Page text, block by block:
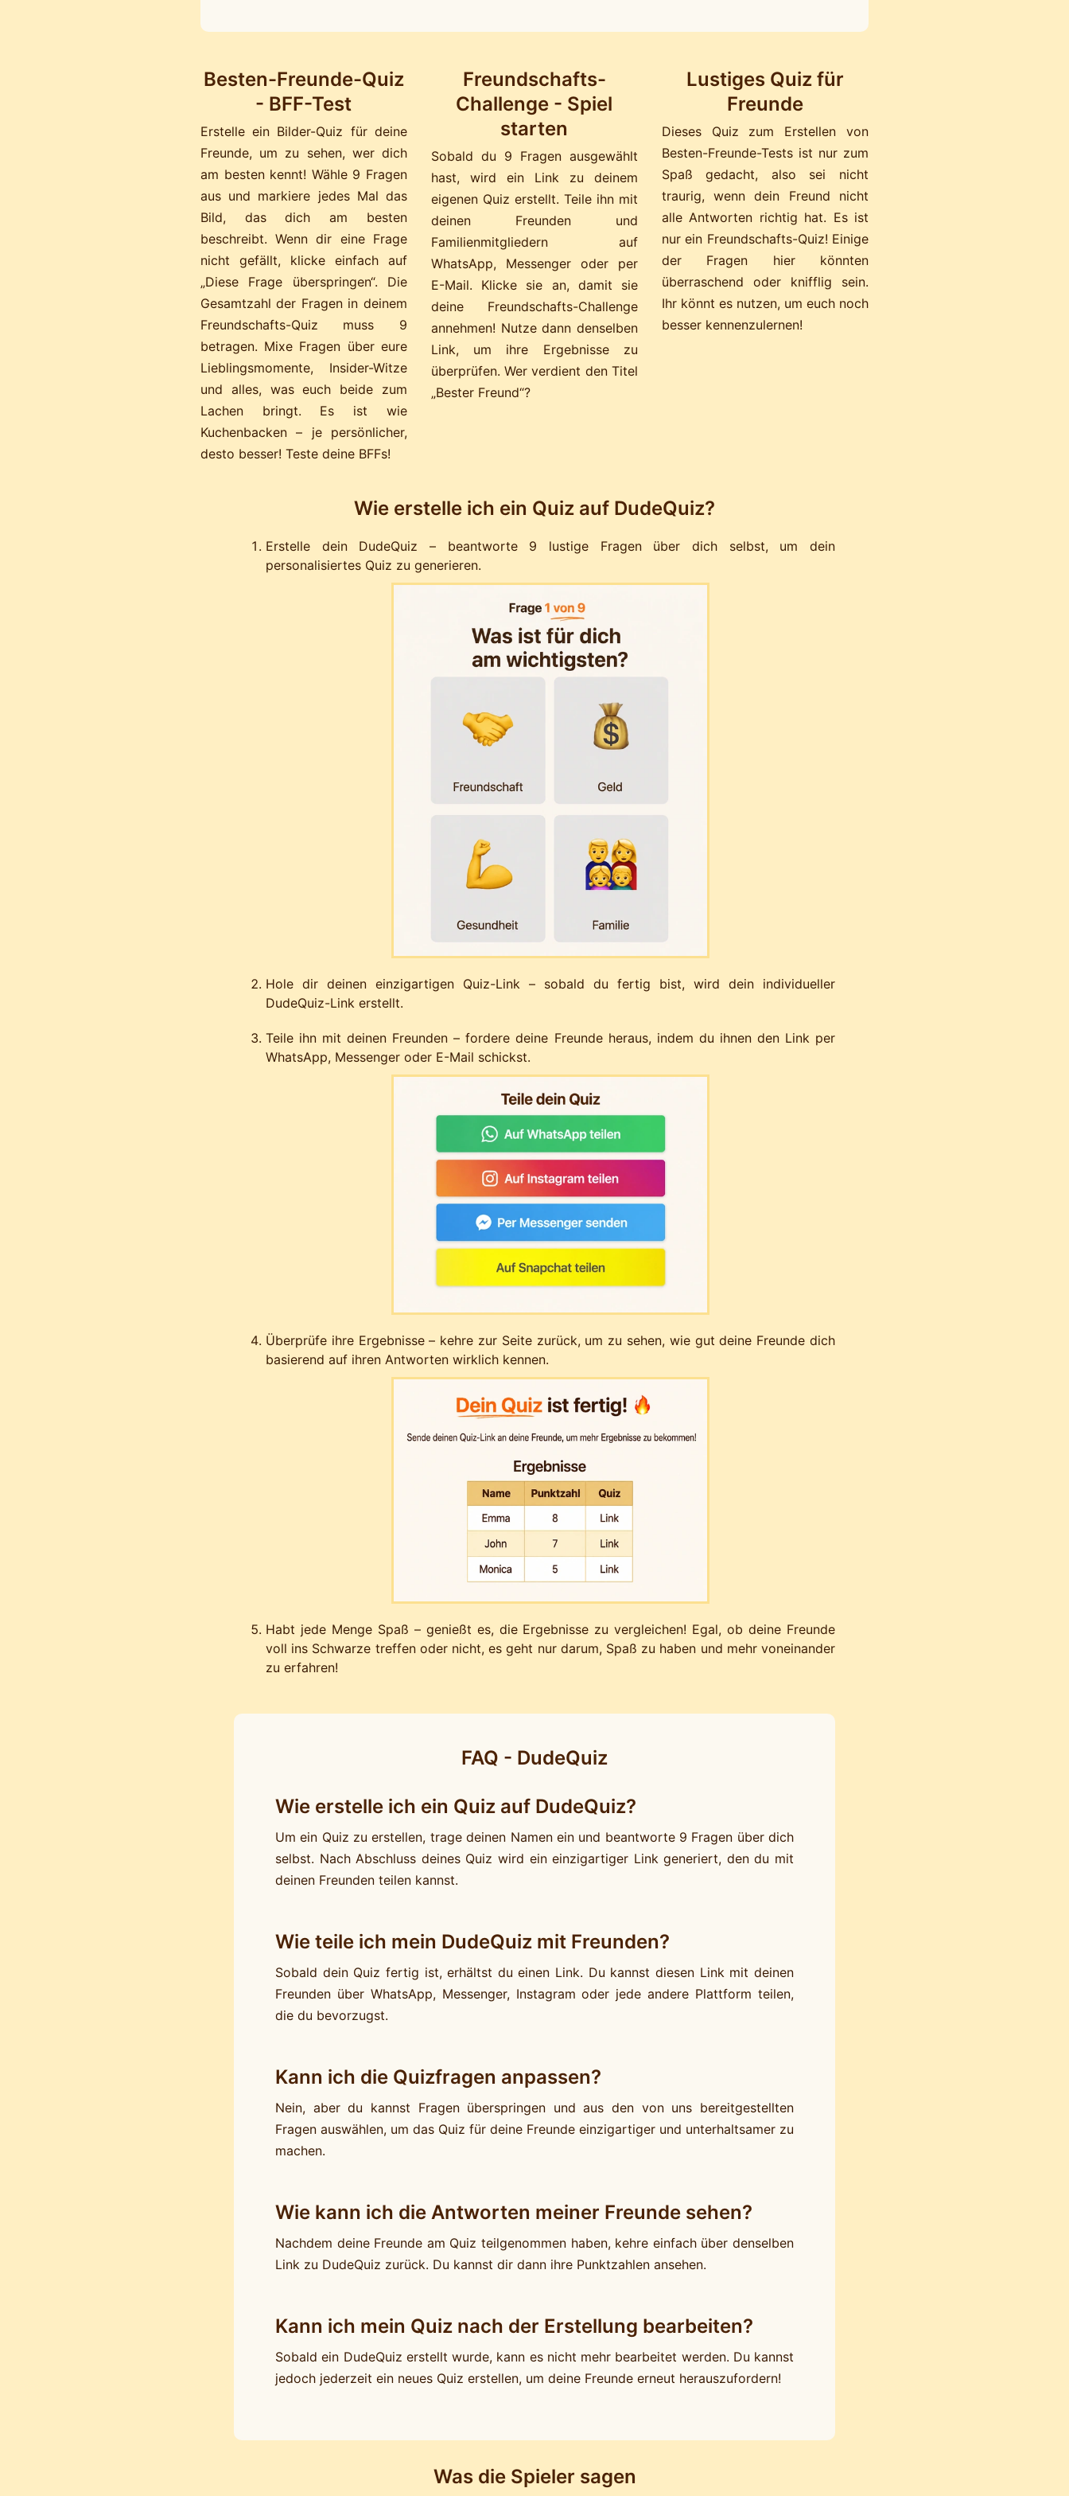
Besten-Freunde-Quiz
- BFF-Test
Erstelle ein Bilder-Quiz für deine
Freunde, um zu sehen, wer dich
am besten kennt! Wähle 9 Fragen
aus und markiere jedes Mal das
Bild, das dich am besten
beschreibt. Wenn dir eine Frage
nicht gefällt, klicke einfach auf
„Diese Frage überspringen“. Die
Gesamtzahl der Fragen in deinem
Freundschafts-Quiz muss 9
betragen. Mixe Fragen über eure
Lieblingsmomente, Insider-Witze
und alles, was euch beide zum
Lachen bringt. Es ist wie
Kuchenbacken – je persönlicher,
desto besser! Teste deine BFFs!
Freundschafts-
Challenge - Spiel
starten
Sobald du 9 Fragen ausgewählt
hast, wird ein Link zu deinem
eigenen Quiz erstellt. Teile ihn mit
deinen Freunden und
Familienmitgliedern auf
WhatsApp, Messenger oder per
E-Mail. Klicke sie an, damit sie
deine Freundschafts-Challenge
annehmen! Nutze dann denselben
Link, um ihre Ergebnisse zu
überprüfen. Wer verdient den Titel
„Bester Freund“?
Lustiges Quiz für
Freunde
Dieses Quiz zum Erstellen von
Besten-Freunde-Tests ist nur zum
Spaß gedacht, also sei nicht
traurig, wenn dein Freund nicht
alle Antworten richtig hat. Es ist
nur ein Freundschafts-Quiz! Einige
der Fragen hier könnten
überraschend oder knifflig sein.
Ihr könnt es nutzen, um euch noch
besser kennenzulernen!
Wie erstelle ich ein Quiz auf DudeQuiz?
Erstelle dein DudeQuiz – beantworte 9 lustige Fragen über dich selbst, um dein
personalisiertes Quiz zu generieren.
Hole dir deinen einzigartigen Quiz-Link – sobald du fertig bist, wird dein individueller
DudeQuiz-Link erstellt.
Teile ihn mit deinen Freunden – fordere deine Freunde heraus, indem du ihnen den Link per
WhatsApp, Messenger oder E-Mail schickst.
Überprüfe ihre Ergebnisse – kehre zur Seite zurück, um zu sehen, wie gut deine Freunde dich
basierend auf ihren Antworten wirklich kennen.
Habt jede Menge Spaß – genießt es, die Ergebnisse zu vergleichen! Egal, ob deine Freunde
voll ins Schwarze treffen oder nicht, es geht nur darum, Spaß zu haben und mehr voneinander
zu erfahren!
FAQ - DudeQuiz
Wie erstelle ich ein Quiz auf DudeQuiz?
Um ein Quiz zu erstellen, trage deinen Namen ein und beantworte 9 Fragen über dich
selbst. Nach Abschluss deines Quiz wird ein einzigartiger Link generiert, den du mit
deinen Freunden teilen kannst.
Wie teile ich mein DudeQuiz mit Freunden?
Sobald dein Quiz fertig ist, erhältst du einen Link. Du kannst diesen Link mit deinen
Freunden über WhatsApp, Messenger, Instagram oder jede andere Plattform teilen,
die du bevorzugst.
Kann ich die Quizfragen anpassen?
Nein, aber du kannst Fragen überspringen und aus den von uns bereitgestellten
Fragen auswählen, um das Quiz für deine Freunde einzigartiger und unterhaltsamer zu
machen.
Wie kann ich die Antworten meiner Freunde sehen?
Nachdem deine Freunde am Quiz teilgenommen haben, kehre einfach über denselben
Link zu DudeQuiz zurück. Du kannst dir dann ihre Punktzahlen ansehen.
Kann ich mein Quiz nach der Erstellung bearbeiten?
Sobald ein DudeQuiz erstellt wurde, kann es nicht mehr bearbeitet werden. Du kannst
jedoch jederzeit ein neues Quiz erstellen, um deine Freunde erneut herauszufordern!
Was die Spieler sagen